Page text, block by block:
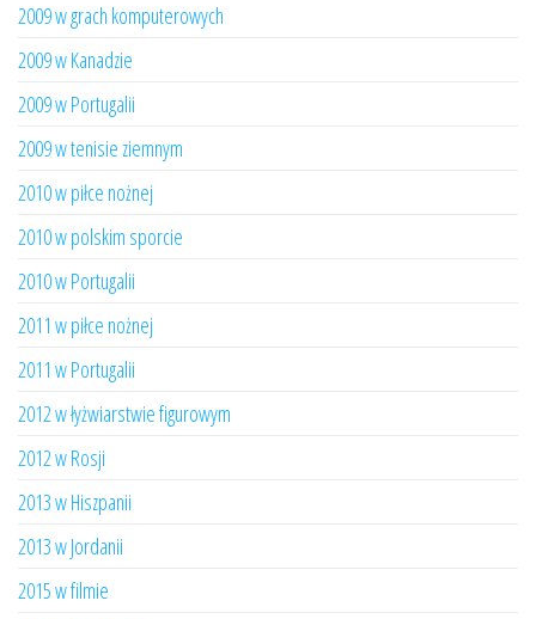
2009 w grach komputerowych
2009 w Kanadzie
2009 w Portugalii
2009 w tenisie ziemnym
2010 w piłce nożnej
2010 w polskim sporcie
2010 w Portugalii
2011 w piłce nożnej
2011 w Portugalii
2012 w łyżwiarstwie figurowym
2012 w Rosji
2013 w Hiszpanii
2013 w Jordanii
2015 w filmie